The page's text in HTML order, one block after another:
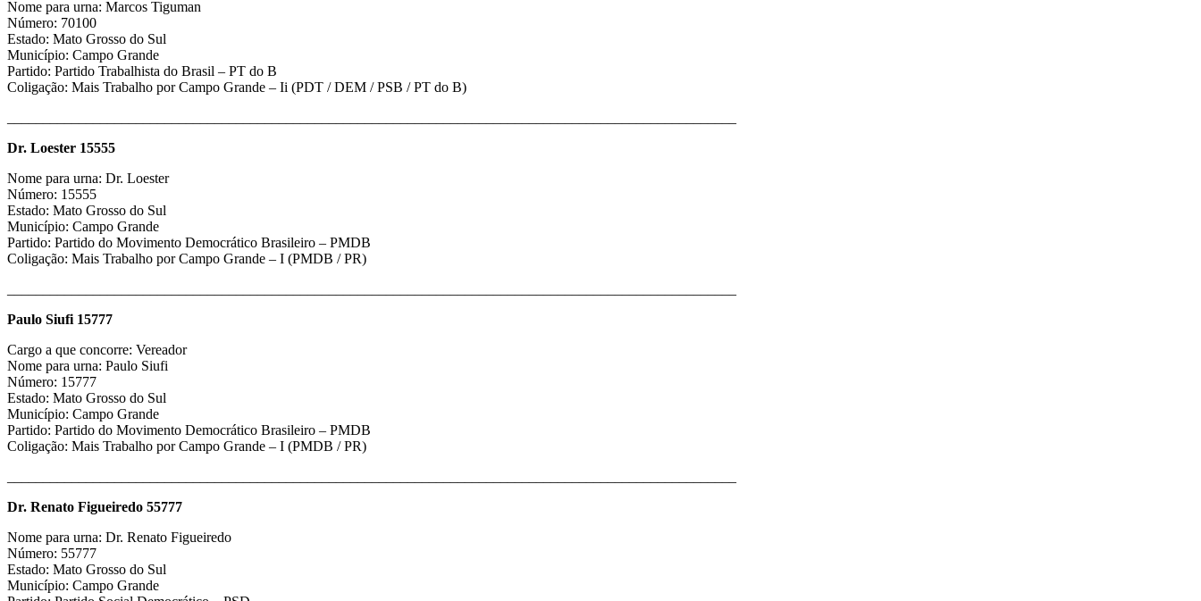
Nome para urna: Marcos Tiguman
Número: 70100
Estado: Mato Grosso do Sul
Município: Campo Grande
Partido: Partido Trabalhista do Brasil – PT do B
Coligação: Mais Trabalho por Campo Grande – Ii (PDT / DEM / PSB / PT do B)
Dr. Loester 15555
Nome para urna: Dr. Loester
Número: 15555
Estado: Mato Grosso do Sul
Município: Campo Grande
Partido: Partido do Movimento Democrático Brasileiro – PMDB
Coligação: Mais Trabalho por Campo Grande – I (PMDB / PR)
Paulo Siufi 15777
Cargo a que concorre: Vereador
Nome para urna: Paulo Siufi
Número: 15777
Estado: Mato Grosso do Sul
Município: Campo Grande
Partido: Partido do Movimento Democrático Brasileiro – PMDB
Coligação: Mais Trabalho por Campo Grande – I (PMDB / PR)
Dr. Renato Figueiredo 55777
Nome para urna: Dr. Renato Figueiredo
Número: 55777
Estado: Mato Grosso do Sul
Município: Campo Grande